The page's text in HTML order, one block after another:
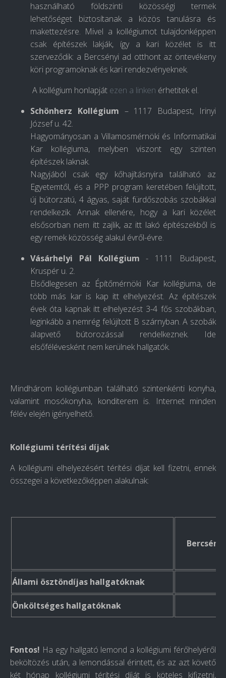
használható földszinti közösségi termek
lehetőséget biztosítanak a közös tanulásra és
makettezésre. Mivel a kollégiumot tulajdonképpen
csak építészek lakják, így a kari közélet is itt
szerveződik: a Bercsényi ad otthont az öntevékeny
köri programoknak és kari rendezvényeknek.
A kollégium honlapját ezen a linken érhetitek el.
Schönherz Kollégium – 1117 Budapest, Irinyi
József u. 42.
Hagyományosan a Villamosmérnöki és Informatikai
Kar kollégiuma, melyben viszont egy szinten
építészek laknak.
Nagyjából csak egy kőhajításnyira található az
Egyetemtől, és a PPP program keretében felújított,
új bútorzatú, 4 ágyas, saját fürdőszobás szobákkal
rendelkezik. Annak ellenére, hogy a kari közélet
elsősorban nem itt zajlik, az itt lakó építészekből is
egy remek közösség alakul évről-évre.
Vásárhelyi Pál Kollégium - 1111 Budapest,
Kruspér u. 2.
Elsődlegesen az Építőmérnöki Kar kollégiuma, de
több más kar is kap itt elhelyezést. Az építészek
évek óta kapnak itt elhelyezést 3-4 fős szobákban,
leginkább a nemrég felújított B szárnyban. A szobák
alapvető bútorozással rendelkeznek. Ide
elsőfélévesként nem kerülnek hallgatók.
Mindhárom kollégiumban található szintenkénti konyha,
valamint mosókonyha, konditerem is. Internet minden
félév elején igényelhető.
Kollégiumi térítési díjak
A kollégiumi elhelyezésért térítési díjat kell fizetni, ennek
összegei a következőképpen alakulnak:
Állami ösztöndíjas hallgatóknak
Önköltséges hallgatóknak
Fontos! Ha egy hallgató lemond a kollégiumi férőhelyéről
beköltözés után, a lemondással érintett, és az azt követő
két hónap kollégiumi térítési díját is köteles kifizetni,